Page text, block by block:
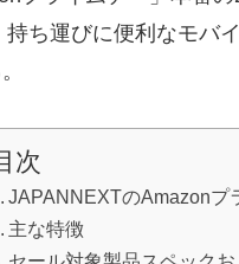
ち運びに便利なモバ
次
JAPANNEXTのAmazonプ
主な特徴